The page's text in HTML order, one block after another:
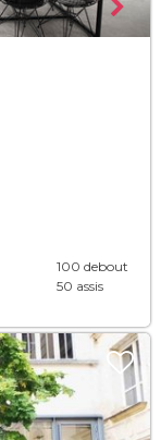
100 debout
50 assis